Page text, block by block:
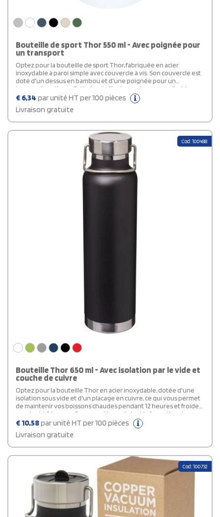
Bouteille de sport Thor 550 ml - Avec poignée pour
un transport
Optez pour la bouteille de sport Thor, fabriquée en acier
inoxydable à paroi simple avec couvercle à vis. Son couvercle est
doté d'un dessus en bambou et d'une poignée pour un
transport pratique. Cette bouteille de sport personnalisable a
une capacité de 550 ml et est livrée dans une boîte cadeau
€ 6,34 par unité HT per 100 pièces
Livraison gratuite
Cod: 100488
Bouteille Thor 650 ml - Avec isolation par le vide et
couche de cuivre
Optez pour la bouteille Thor en acier inoxydable, dotée d'une
isolation sous vide et d'un placage en cuivre, ce qui vous permet
de maintenir vos boissons chaudes pendant 12 heures et froides
pendant 48 heures. Sa conception prévient la formation de
condensation à l'extérieur de la bouteille. Son revêtement
moderne et résistant est très tendance. Son couvercle vissé en
acier empêche les fuites et est équipé d'un passage en acier.
Avec une large ouverture pour une utilisation plus confortable,
glaçons. Elle dispose d'une capacité de 650 ml et est présentée
dans un coffret cadeau Avenue.
€10,58par unité HT per 100 pièces
Livraison gratuite
Cod: 100732